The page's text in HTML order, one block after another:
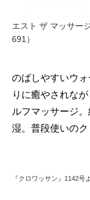
エスト ザ マッサー
691）
のばしやすいウ
りに癒やされな
ルフマッサージ
湿。普段使いのク
『クロワッサン』1142号